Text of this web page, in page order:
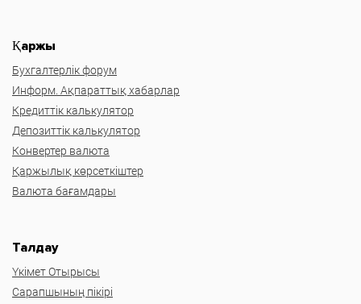
Қаржы
Бухгалтерлік форум
Информ. Ақпараттық хабарлар
Кредиттік калькулятор
Депозиттік калькулятор
Конвертер валюта
Қаржылық көрсеткіштер
Валюта бағамдары
Талдау
Үкімет Отырысы
Сарапшының пікірі